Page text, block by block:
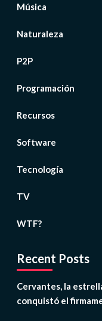
Música
Naturaleza
P2P
Programación
Recursos
Software
Tecnología
TV
WTF?
Recent Posts
Cervantes, la
conquistó el